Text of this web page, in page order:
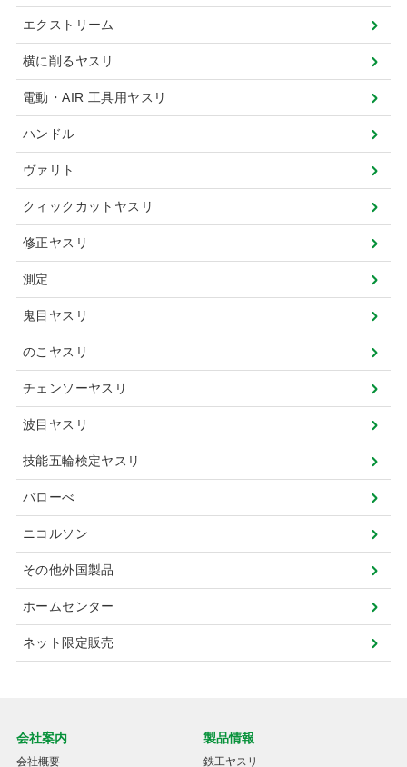
エクストリーム
横に削るヤスリ
電動・AIR 工具用ヤスリ
ハンドル
ヴァリト
クィックカットヤスリ
修正ヤスリ
測定
鬼目ヤスリ
のこヤスリ
チェンソーヤスリ
波目ヤスリ
技能五輪検定ヤスリ
バローべ
ニコルソン
その他外国製品
ホームセンター
ネット限定販売
会社案内
会社概要
製品情報
鉄工ヤスリ